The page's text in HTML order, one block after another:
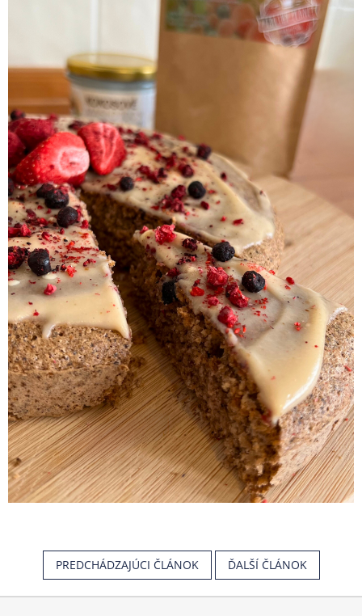
PREDCHÁDZAJÚCI ČLÁNOK ĎALŠÍ ČLÁNOK
Z